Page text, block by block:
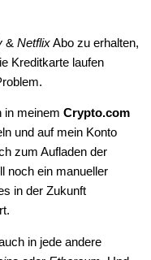
& NetflixAbo zu erhalten,
Kreditkarte laufen
in meinem Crypto.com
und auf mein Konto
zum Aufladen der
noch ein manueller
in der Zukunft
in jede andere